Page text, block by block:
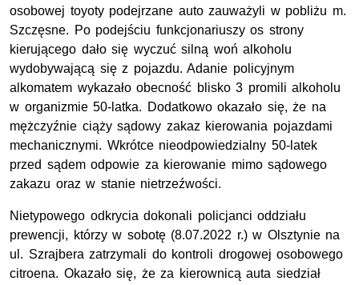
osobowej toyoty podejrzane auto zauważyli w pobliżu m.
Szczęsne. Po podejściu funkcjonariuszy os strony
kierującego dało się wyczuć silną woń alkoholu
wydobywającą się z pojazdu. Adanie policyjnym
alkomatem wykazało obecność blisko 3 promili alkoholu
w organizmie 50-latka. Dodatkowo okazało się, że na
mężczyźnie ciąży sądowy zakaz kierowania pojazdami
mechanicznymi. Wkrótce nieodpowiedzialny 50-latek
przed sądem odpowie za kierowanie mimo sądowego
zakazu oraz w stanie nietrzeźwości.
Nietypowego odkrycia dokonali policjanci oddziału
prewencji, którzy w sobotę (8.07.2022 r.) w Olsztynie na
ul. Szrajbera zatrzymali do kontroli drogowej osobowego
citroena. Okazało się, że za kierownicą auta siedział